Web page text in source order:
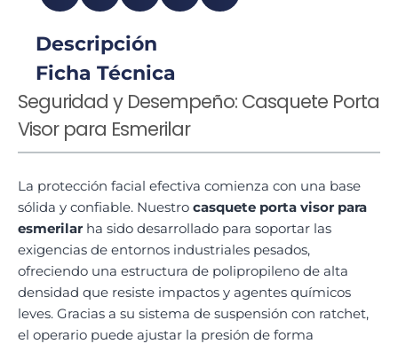
Descripción
Ficha Técnica
Seguridad y Desempeño: Casquete Porta
Visor para Esmerilar
La protección facial efectiva comienza con una base
sólida y confiable. Nuestro casquete porta visor para
esmerilar ha sido desarrollado para soportar las
exigencias de entornos industriales pesados,
ofreciendo una estructura de polipropileno de alta
densidad que resiste impactos y agentes químicos
leves. Gracias a su sistema de suspensión con ratchet,
el operario puede ajustar la presión de forma